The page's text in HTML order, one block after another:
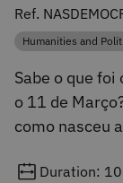
Ref.
Category
Humanities and
Sabe o que foi
o 11 de
como nasceu
Duration: